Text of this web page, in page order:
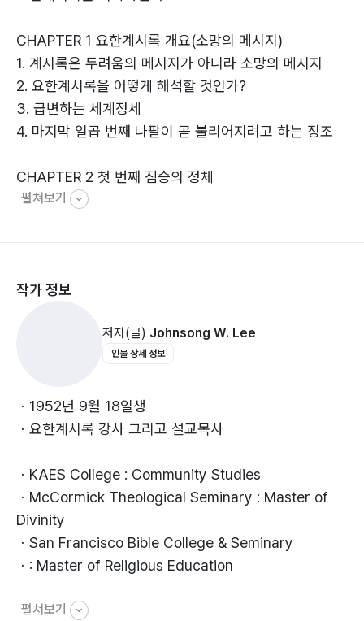
비방한다고 말하고 있다. 왜냐하면 로마천주교의 교황권
은 광명의 천사로 가장하여 선한 일만 세상에 보여주고 있
다고 말하고 있기 때문이다. 그러므로 마지막 징조들을 이
야기 하는 사람들이 스스로 적그리스도를 이롭게 도와주
고 있다는 것을 염두에 두어야 할 것이다.
│비전과 소망의 메시지 요한계시록│
앞으로 세상의 종말은 언제 어떻게 다가올 것인지? 앞으
것인가? 이 요한계시록에 대한 연구를 통해 이 모든 질문
록은 두려움의 메시지가 아니고 닫아 두어야 할 봉함된 메
시지가 아니라 우리를 향한 비전과 소망의 메시지가 될 것
CHAPTER 1 요한계시록 개요(소망의 메시지)
1. 계시록은 두려움의 메시지가 아니라 소망의 메시지
2. 요한계시록을 어떻게 해석할 것인가?
3. 급변하는 세계정세
4. 마지막 일곱 번째 나팔이 곧 불리어지려고 하는 징조
CHAPTER 2 첫 번째 짐승의 정체
1. 두 짐승과 짐승의 표
5.“죽게 된 상처가 나으매”
CHAPTER 3 두 번째 짐승과 짐승의 표, 666
2. 미국의 출현
3. 짐승의 우상을 세우고, 짐승의 표를 강요하는 미국
5. 미국연방 준비은행(미국조폐공사)은 개인의 소유
6. 지금 세계는 변화의 시기에 놓여 있다
7. 미국 달러화가 붕괴되면 짐승의 표, 666이 등장한다
8. 육백육십육(666)의 등장
9. 말세의 징조에 관계된 잘못된 정보들
11. 종교연합운동
펼쳐보기
작가 정보
저자(글) Johnsong W. Lee
인물 상세 정보
ㆍ1952년 9월 18일생
ㆍ요한계시록 강사 그리고 설교목사
ㆍKAES College : Community Studies
ㆍMcCormick Theological Seminary : Master of
Divinity
ㆍSan Francisco Bible College & Seminary
ㆍ: Master of Religious Education
ㆍPresbyterian Church (PCUSA): Ordination
펼쳐보기